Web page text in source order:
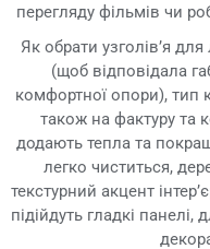
перегляду фільмів чи
Як обрати узголів’я
(щоб відповідала
комфортної опори), тип
також на фактуру та
додають тепла та
легко чиститься,
текстурний акцент
підійдуть гладкі